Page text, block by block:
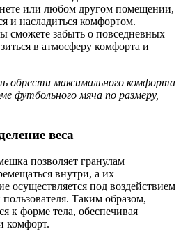
или любом другом помещении,
и насладиться комфортом.
сможете забыть о повседневных
в атмосферу комфорта и
обрести максимального комфорта
футбольного мяча по размеру,
веса
позволяет гранулам
внутри, а их
осуществляется под воздействием
Таким образом,
к форме тела, обеспечивая
комфорт.